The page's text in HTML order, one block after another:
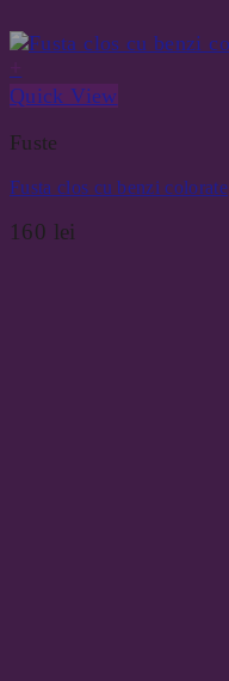
Quick View
Fuste
Fusta clos cu benzi colorate
160 lei